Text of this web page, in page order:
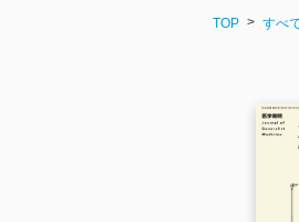
TOP すべ